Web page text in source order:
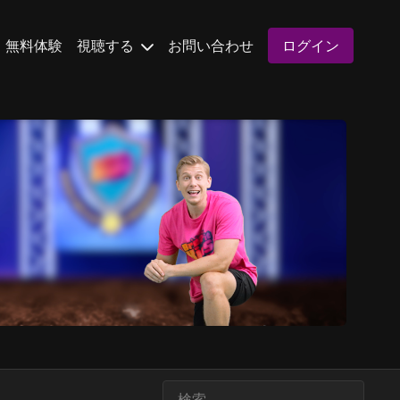
無料体験 視聴する お問い合わせ ログイン